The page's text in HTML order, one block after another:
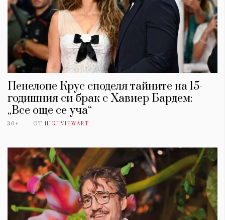
Пенелопе Крус споделя тайните на 15-
годишния си брак с Хавиер Бардем:
„Все още се уча“
30+ ОТ HIGHVIEWART